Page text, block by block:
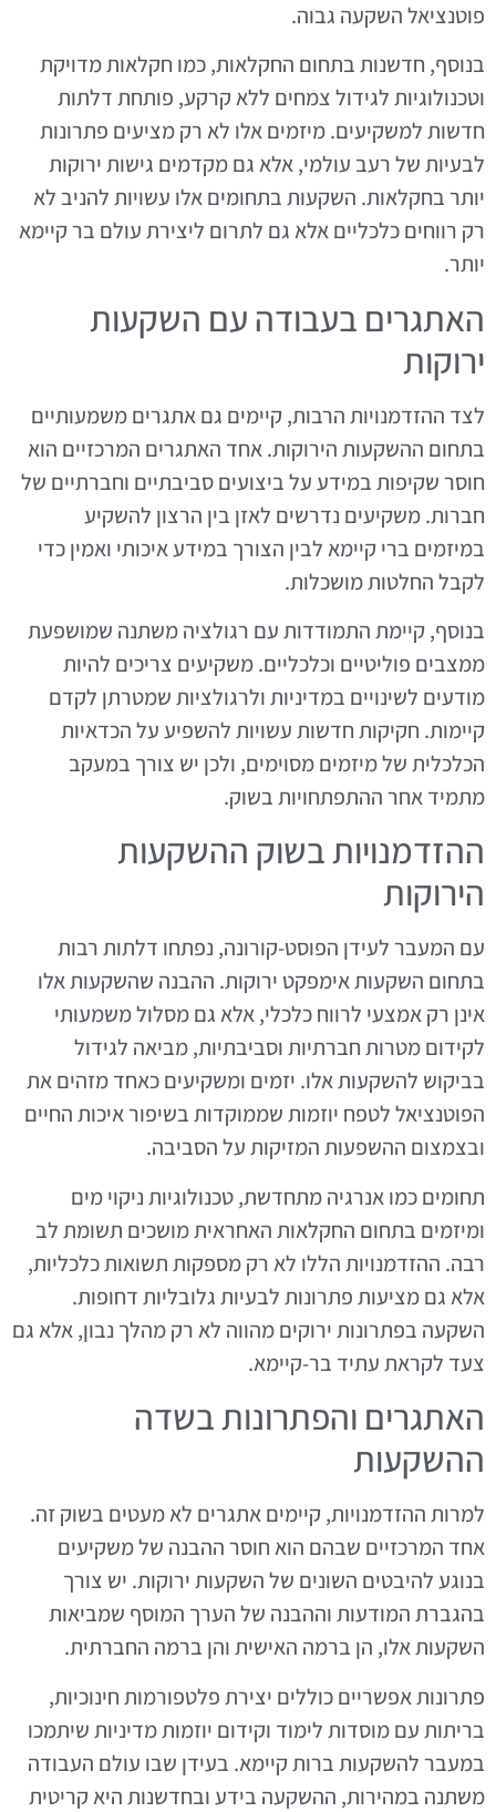
פוטנציאל השקעה גבוה.
בנוסף, חדשנות בתחום החקלאות, כמו חקלאות מדויקת
וטכנולוגיות לגידול צמחים ללא קרקע, פותחת דלתות
חדשות למשקיעים. מיזמים אלו לא רק מציעים פתרונות
לבעיות של רעב עולמי, אלא גם מקדמים גישות ירוקות
יותר בחקלאות. השקעות בתחומים אלו עשויות להניב לא
רק רווחים כלכליים אלא גם לתרום ליצירת עולם בר קיימא
יותר.
האתגרים בעבודה עם השקעות
ירוקות
לצד ההזדמנויות הרבות, קיימים גם אתגרים משמעותיים
בתחום ההשקעות הירוקות. אחד האתגרים המרכזיים הוא
חוסר שקיפות במידע על ביצועים סביבתיים וחברתיים של
חברות. משקיעים נדרשים לאזן בין הרצון להשקיע
במיזמים ברי קיימא לבין הצורך במידע איכותי ואמין כדי
לקבל החלטות מושכלות.
בנוסף, קיימת התמודדות עם רגולציה משתנה שמושפעת
ממצבים פוליטיים וכלכליים. משקיעים צריכים להיות
מודעים לשינויים במדיניות ולרגולציות שמטרתן לקדם
קיימות. חקיקות חדשות עשויות להשפיע על הכדאיות
הכלכלית של מיזמים מסוימים, ולכן יש צורך במעקב
מתמיד אחר ההתפתחויות בשוק.
ההזדמנויות בשוק ההשקעות
הירוקות
עם המעבר לעידן הפוסט-קורונה, נפתחו דלתות רבות
בתחום השקעות אימפקט ירוקות. ההבנה שהשקעות אלו
אינן רק אמצעי לרווח כלכלי, אלא גם מסלול משמעותי
לקידום מטרות חברתיות וסביבתיות, מביאה לגידול
בביקוש להשקעות אלו. יזמים ומשקיעים כאחד מזהים את
הפוטנציאל לטפח יוזמות שממוקדות בשיפור איכות החיים
ובצמצום ההשפעות המזיקות על הסביבה.
תחומים כמו אנרגיה מתחדשת, טכנולוגיות ניקוי מים
ומיזמים בתחום החקלאות האחראית מושכים תשומת לב
רבה. ההזדמנויות הללו לא רק מספקות תשואות כלכליות,
אלא גם מציעות פתרונות לבעיות גלובליות דחופות.
השקעה בפתרונות ירוקים מהווה לא רק מהלך נבון, אלא גם
צעד לקראת עתיד בר-קיימא.
האתגרים והפתרונות בשדה
ההשקעות
למרות ההזדמנויות, קיימים אתגרים לא מעטים בשוק זה.
אחד המרכזיים שבהם הוא חוסר ההבנה של משקיעים
בנוגע להיבטים השונים של השקעות ירוקות. יש צורך
בהגברת המודעות וההבנה של הערך המוסף שמביאות
השקעות אלו, הן ברמה האישית והן ברמה החברתית.
פתרונות אפשריים כוללים יצירת פלטפורמות חינוכיות,
בריתות עם מוסדות לימוד וקידום יוזמות מדיניות שיתמכו
במעבר להשקעות ברות קיימא. בעידן שבו עולם העבודה
משתנה במהירות, ההשקעה בידע ובחדשנות היא קריטית